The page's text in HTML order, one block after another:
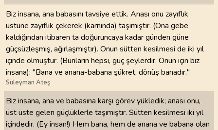
Biz insana, ana babasını tavsiye ettik. Anası onu zayıflık
üstüne zayıflık çekerek (karnında) taşımıştır. (Ona gebe
kaldığından itibaren ta doğuruncaya kadar günden güne
güçsüzleşmiş, ağırlaşmıştır). Onun sütten kesilmesi de iki yıl
içinde olmuştur. (Bunların hepsi, güç şeylerdir. Onun için biz
insana): "Bana ve anana-babana şükret, dönüş banadır."
Süleyman Ateş
Biz insana, ana ve babasına karşı görev yükledik; anası onu,
üst üste gelen güçlüklerle taşımıştır. Sütten kesilmesi iki yıl
içindedir. (Ey insan!) Hem bana, hem de anana ve babana olan